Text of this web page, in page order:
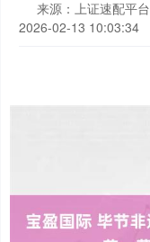
来源：上证速配平台
2026-02-13 10:03:34